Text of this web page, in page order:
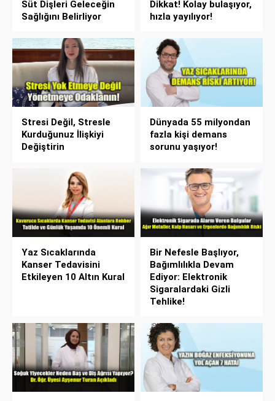
Süt Dişleri Geleceğin
Sağlığını Belirliyor
Dikkat! Kolay bulaşıyor,
hızla yayılıyor!
Stresi Değil, Stresle
Kurduğunuz İlişkiyi
Değiştirin
Dünyada 55 milyondan
fazla kişi demans
sorunu yaşıyor!
Yaz Sıcaklarında
Kanser Tedavisini
Etkileyen 10 Altın Kural
Bir Nefesle Başlıyor,
Bağımlılıkla Devam
Ediyor: Elektronik
Sigaralardaki Gizli
Tehlike!